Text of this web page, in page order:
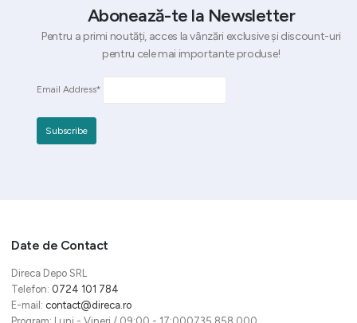
Abonează-te la Newsletter
Pentru a primi noutăți, acces la vânzări exclusive și discount-uri
pentru cele mai importante produse!
Email Address*
Date de Contact
Direca Depo SRL
Telefon: 0724 101 784
E-mail: contact@direca.ro